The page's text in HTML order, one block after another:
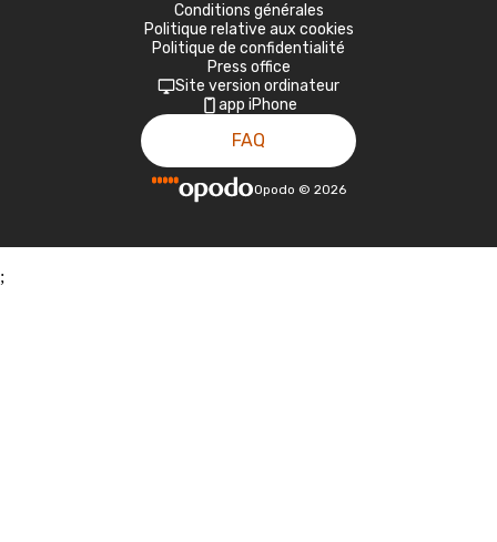
Conditions générales
Politique relative aux cookies
Politique de confidentialité
Press office
Site version ordinateur
app iPhone
FAQ
Opodo © 2026
;